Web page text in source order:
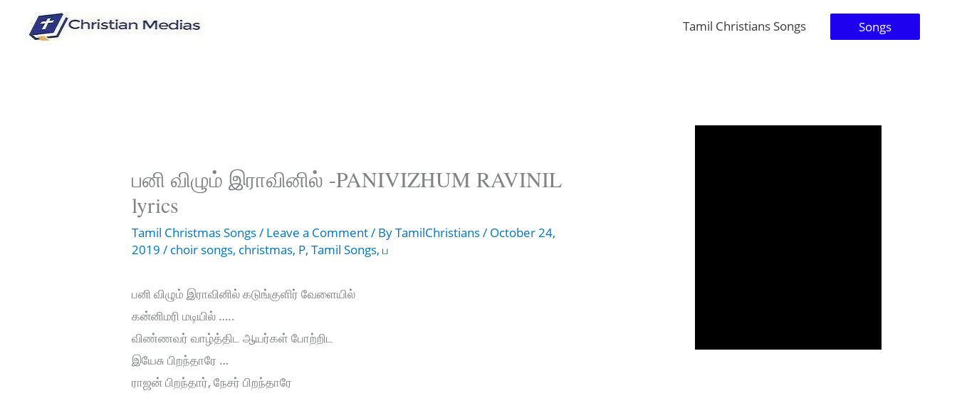
Tamil Christians Songs Songs
பனி விழும் இராவினில் -PANIVIZHUM RAVINIL
lyrics
Tamil Christmas Songs/ Leave a Comment/ ByTamilChristians/ October 24,
2019/ choir songs, christmas, P,Tamil Songs,ப
பனி விழும் இராவினில் கடுங்குளிர் வேளையில்
கன்னிமரி மடியில் …..
விண்ணவர் வாழ்த்திட ஆயர்கள் போற்றிட
இயேசு பிறந்தாரே …
ராஜன் பிறந்தார், நேசர் பிறந்தாரே